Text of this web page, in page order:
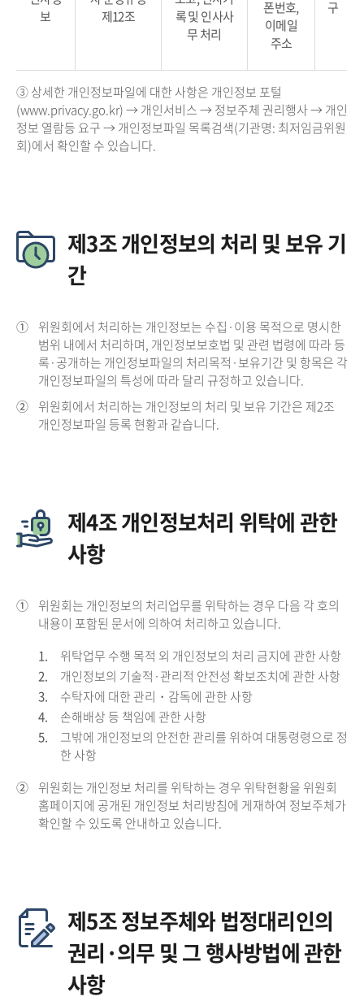
보
제12조
록 및 인사사
무 처리
폰번호,
이메일
주소
구
③ 상세한 개인정보파일에 대한 사항은 개인정보 포털
(www.privacy.go.kr) → 개인서비스 → 정보주체 권리행사 → 개인
정보 열람등 요구 → 개인정보파일 목록검색(기관명: 최저임금위원
회)에서 확인할 수 있습니다.
제3조 개인정보의 처리 및 보유 기
간
① 위원회에서 처리하는 개인정보는 수집·이용 목적으로 명시한
범위 내에서 처리하며, 개인정보보호법 및 관련 법령에 따라 등
록·공개하는 개인정보파일의 처리목적·보유기간 및 항목은 각
개인정보파일의 특성에 따라 달리 규정하고 있습니다.
② 위원회에서 처리하는 개인정보의 처리 및 보유 기간은 제2조
개인정보파일 등록 현황과 같습니다.
제4조 개인정보처리 위탁에 관한
사항
① 위원회는 개인정보의 처리업무를 위탁하는 경우 다음 각 호의
내용이 포함된 문서에 의하여 처리하고 있습니다.
1.
위탁업무 수행 목적 외 개인정보의 처리 금지에 관한 사항
2.
개인정보의 기술적·관리적 안전성 확보조치에 관한 사항
3.
수탁자에 대한 관리・감독에 관한 사항
4.
손해배상 등 책임에 관한 사항
5.
그밖에 개인정보의 안전한 관리를 위하여 대통령령으로 정
한 사항
② 위원회는 개인정보 처리를 위탁하는 경우 위탁현황을 위원회
홈페이지에 공개된 개인정보 처리방침에 게재하여 정보주체가
확인할 수 있도록 안내하고 있습니다.
제5조 정보주체와 법정대리인의
권리·의무 및 그 행사방법에 관한
사항